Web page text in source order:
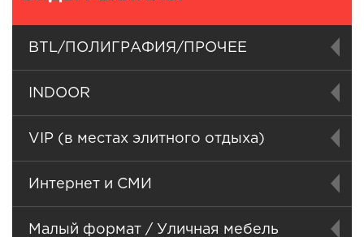
BTL/ПОЛИГРАФИЯ/ПРОЧЕЕ
INDOOR
VIP (в местах элитного отдыха)
Интернет и СМИ
Малый формат / Уличная мебель